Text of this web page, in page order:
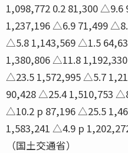
1,098,772 0.2 81,300
1,237,196 △6.9 71,499
△5.8 1,143,569 △1.5
1,380,806 △11.8
△23.5 1,572,995 △5.7
90,428 △25.4 1,510,753
△10.2 p 87,196 △25.5
1,583,241 △4.9 p
（国土交通省）